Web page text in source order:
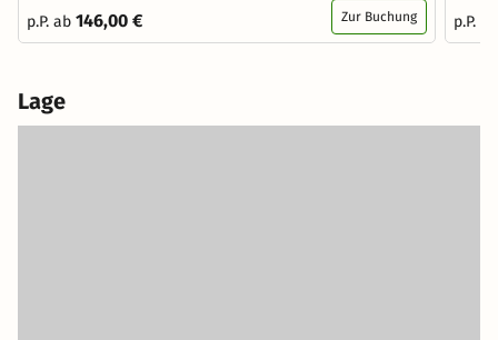
p.P. ab 146,00 € Zur Buchung
p.P.
Lage